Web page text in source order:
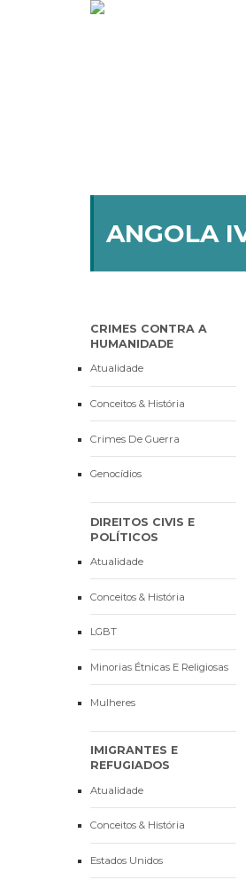
ANGOLA
CRIMES CONTRA A
HUMANIDADE
Atualidade
Conceitos & História
Crimes De Guerra
Genocídios
DIREITOS CIVIS E
POLÍTICOS
Atualidade
Conceitos & História
LGBT
Minorias Étnicas E Religiosas
Mulheres
IMIGRANTES E
REFUGIADOS
Atualidade
Conceitos & História
Estados Unidos